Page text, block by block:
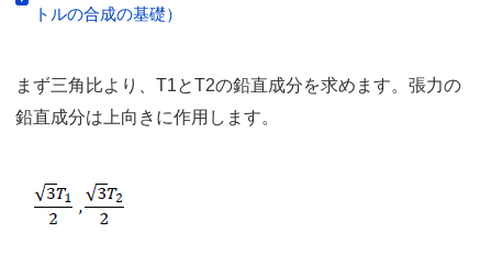
トルの合成の基礎）
まず三角比より、T1とT2の鉛直成分を求めます。張力の
鉛直成分は上向きに作用します。